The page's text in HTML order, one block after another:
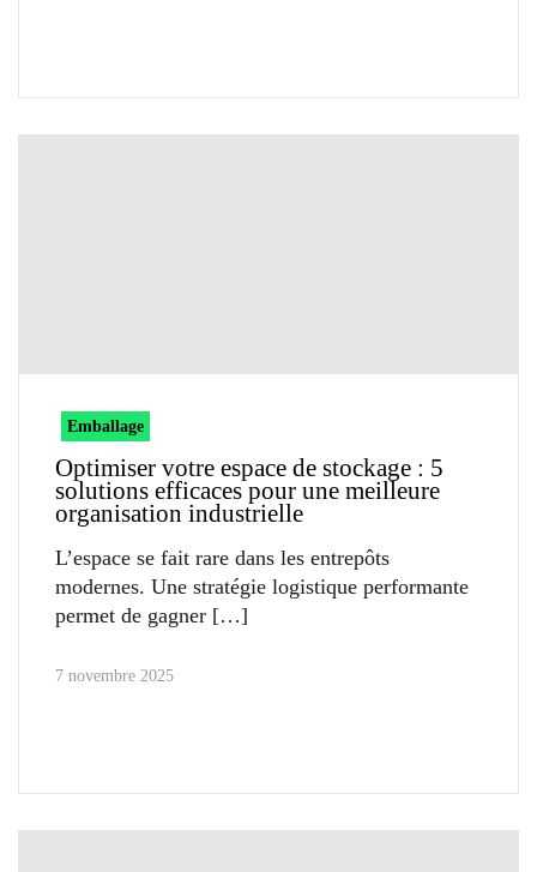
Emballage
Optimiser votre espace de stockage : 5
solutions efficaces pour une meilleure
organisation industrielle
L’espace se fait rare dans les entrepôts
modernes. Une stratégie logistique performante
permet de gagner
7 novembre 2025